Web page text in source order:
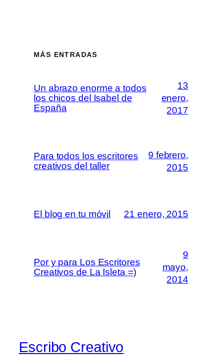
MÁS ENTRADAS
Un abrazo enorme a todos
los chicos del Isabel de
España
13
enero,
2017
Para todos los escritores
creativos del taller
9 febrero,
2015
El blog en tu móvil 21 enero, 2015
Por y para Los Escritores
Creativos de La Isleta =)
9
mayo,
2014
Escribo Creativo